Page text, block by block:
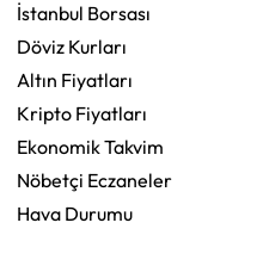
İstanbul Borsası
Döviz Kurları
Altın Fiyatları
Kripto Fiyatları
Ekonomik Takvim
Nöbetçi Eczaneler
Hava Durumu